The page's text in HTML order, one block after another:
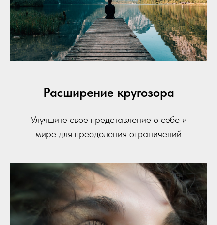
Расширение кругозора
Улучшите свое представление о себе и
мире для преодоления ограничений